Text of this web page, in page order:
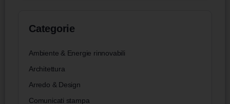
Categorie
Ambiente & Energie rinnovabili
Architettura
Arredo & Design
Comunicati stampa